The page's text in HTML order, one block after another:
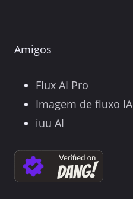
Amigos
Flux AI Pro
Imagem de fluxo IA
iuu AI